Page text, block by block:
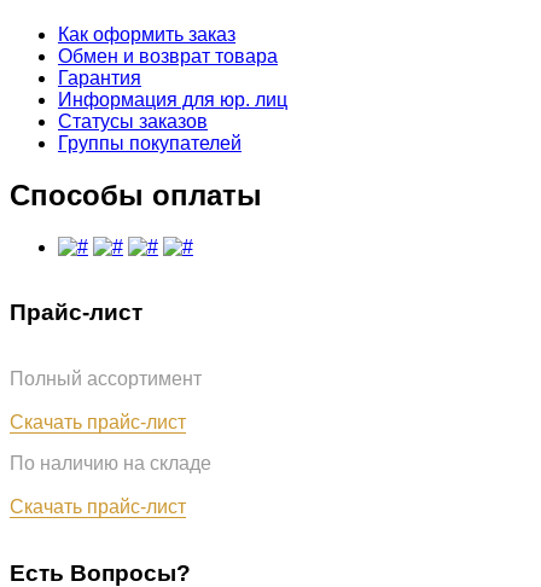
Как оформить заказ
Обмен и возврат товара
Гарантия
Информация для юр. лиц
Статусы заказов
Группы покупателей
Способы оплаты
Прайс-лист
Полный ассортимент
Скачать прайс-лист
По наличию на складе
Скачать прайс-лист
Есть Вопросы?